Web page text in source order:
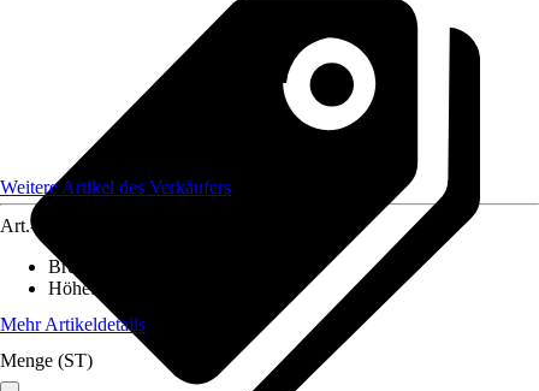
Weitere Artikel des Verkäufers
Art.-Nr.
Breite
Höhe:
Mehr Artikeldetails
Menge (ST)